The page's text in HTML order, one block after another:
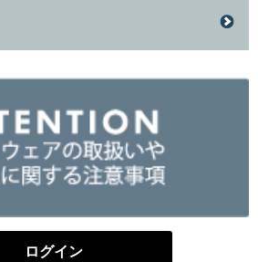
ログイン